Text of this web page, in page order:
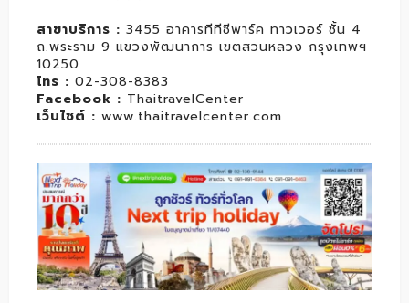
สาขาบริการ : 3455 อาคารทีทีซีพาร์ค ทาวเวอร์ ชั้น 4
ถ.พระราม 9 แขวงพัฒนาการ เขตสวนหลวง กรุงเทพฯ
10250
โทร : 02-308-8383
Facebook : ThaitravelCenter
เว็บไซต์ : www.thaitravelcenter.com